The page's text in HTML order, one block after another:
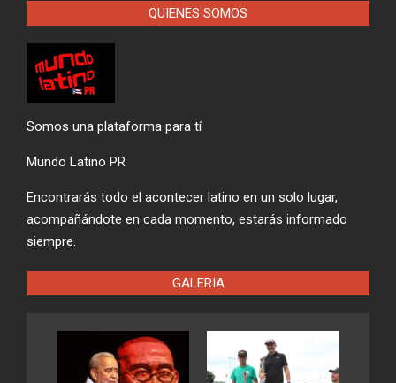
QUIENES SOMOS
Somos una plataforma para tí
Mundo Latino PR
Encontrarás todo el acontecer latino en un solo lugar,
acompañándote en cada momento, estarás informado
siempre.
GALERIA